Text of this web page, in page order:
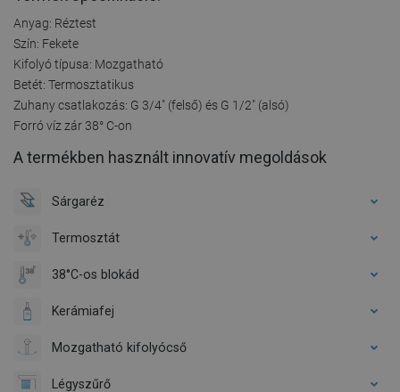
Anyag: Réztest
Szín: Fekete
Kifolyó típusa: Mozgatható
Betét: Termosztatikus
Zuhany csatlakozás: G 3/4" (felső) és G 1/2" (alsó)
Forró víz zár 38° C-on
A termékben használt innovatív megoldások
Sárgaréz
Termosztát
38°C-os blokád
Kerámiafej
Mozgatható kifolyócső
Légyszűrő